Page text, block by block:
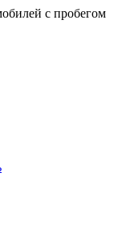
с пробегом